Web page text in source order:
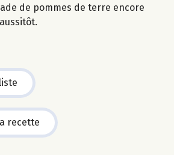
de pommes de terre encore
recette